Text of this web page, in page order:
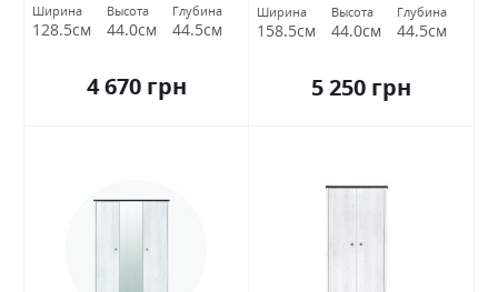
Ширина
128.5см
Высота
44.0см
Глубина
44.5см
4 670 грн
Ширина
158.5см
Высота
44.0см
Глубина
44.5см
5 250 грн